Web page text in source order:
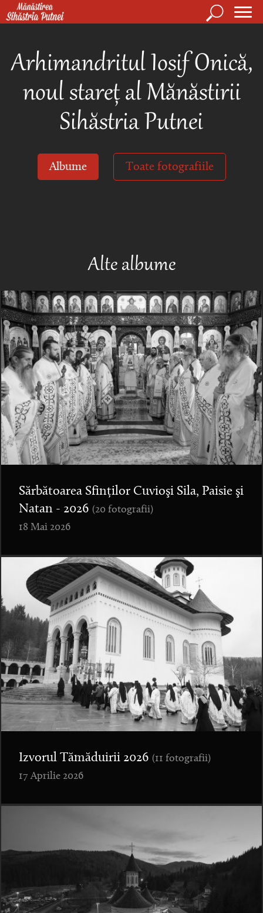
Mergi la conţinutul principal
Căutare
Arhimandritul Iosif Onică,
noul stareț al Mănăstirii
Sihăstria Putnei
Albume Toate fotografiile
Alte albume
Sărbătoarea Sfinților Cuvioşi Sila, Paisie şi
Natan - 2026 (20 fotografii)
18 Mai 2026
Izvorul Tămăduirii 2026 (11 fotografii)
17 Aprilie 2026